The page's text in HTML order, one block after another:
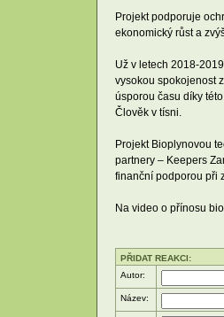
Projekt podporuje
ekonomický růst a
Už v letech 2018-
vysokou spokojenost
úsporou času díky
Člověk v tísni.
Projekt Bioplynovou
partnery – Keepers
finanční podporou při
Na video o přínosu
PŘIDAT REAKCI:
Autor:
Název: